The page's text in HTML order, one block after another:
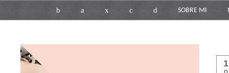
b a x c d SOBRE MI